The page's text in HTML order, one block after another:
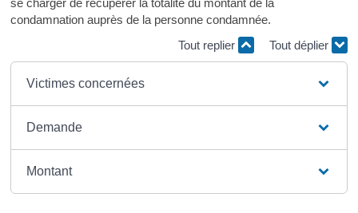
se charger de récupérer la totalité du montant de la
condamnation auprès de la personne condamnée.
Tout replier
Tout déplier
Victimes concernées
Demande
Montant